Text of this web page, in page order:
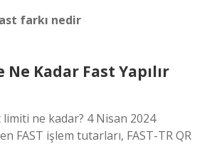
farkı nedir
Ne Kadar Fast Yapılır
ne kadar? 4 Nisan 2024
FAST işlem tutarları, FAST-TR QR